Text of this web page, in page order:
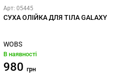
Арт: 05445
СУХА ОЛІЙКА ДЛЯ ТІЛА GALAXY
WOBS
В наявності
980 грн